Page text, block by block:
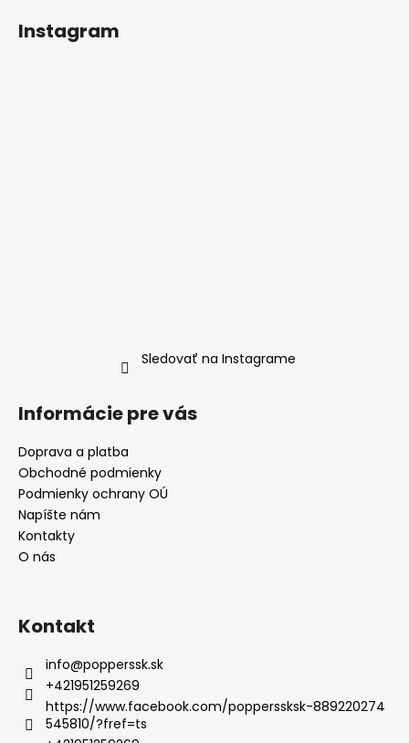
Instagram
Sledovať na Instagrame
Informácie pre vás
Doprava a platba
Obchodné podmienky
Podmienky ochrany OÚ
Napíšte nám
Kontakty
O nás
Kontakt
info@popperssk.sk
+421951259269
https://www.facebook.com/popperssksk-889220274
545810/?fref=ts